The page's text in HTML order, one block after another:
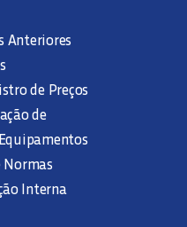
Anteriores
de Preços
de
Normas
Interna